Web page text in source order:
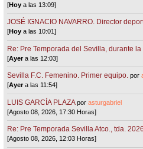
[Hoy a las 13:09]
JOSÉ IGNACIO NAVARRO. Director
[Hoy a las 10:01]
Re: Pre Temporada del Sevilla, durante
[Ayera las 12:03]
Sevilla F.C. Femenino. Primer equipo. por
[Ayera las 11:54]
LUIS GARCÍA PLAZA porasturgabriel
[Agosto 08, 2026, 17:30 Horas]
Re: Pre Temporada Sevilla Atco., tda.
[Agosto 08, 2026, 12:03 Horas]